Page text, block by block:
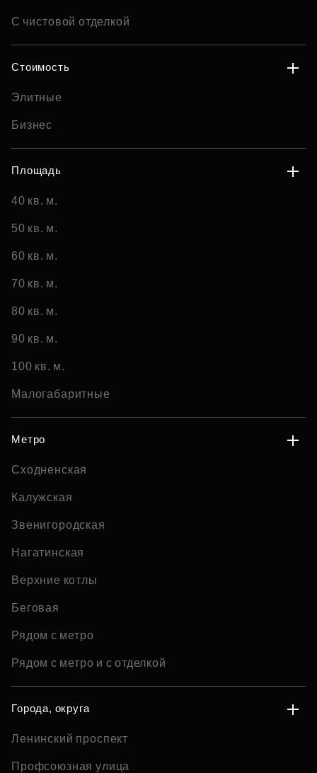
С чистовой отделкой
Стоимость
Элитные
Бизнес
Площадь
40 кв. м.
50 кв. м.
60 кв. м.
70 кв. м.
80 кв. м.
90 кв. м.
100 кв. м.
Малогабаритные
Метро
Сходненская
Калужская
Звенигородская
Нагатинская
Верхние котлы
Беговая
Рядом с метро
Рядом с метро и с отделкой
Города, округа
Ленинский проспект
Профсоюзная улица